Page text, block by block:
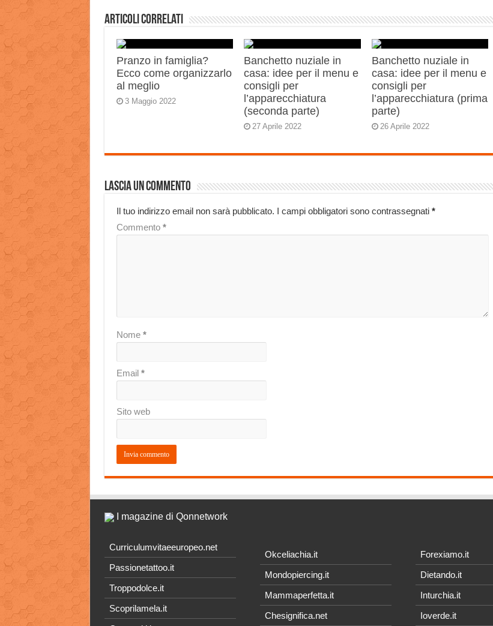
Articoli correlati
Pranzo in famiglia?
Ecco come organizzarlo
al meglio
3 Maggio 2022
Banchetto nuziale in
casa: idee per il menu e
consigli per
l’apparecchiatura
(seconda parte)
27 Aprile 2022
Banchetto nuziale in
casa: idee per il menu e
consigli per
l’apparecchiatura (prima
parte)
26 Aprile 2022
Lascia un commento
Il tuo indirizzo email non sarà pubblicato. I campi obbligatori sono contrassegnati *
Commento *
Nome *
Email *
Sito web
I magazine di Qonnetwork
Curriculumvitaeeuropeo.net
Passionetattoo.it
Troppodolce.it
Scoprilamela.it
Okceliachia.it
Mondopiercing.it
Mammaperfetta.it
Chesignifica.net
Forexiamo.it
Dietando.it
Inturchia.it
Ioverde.it